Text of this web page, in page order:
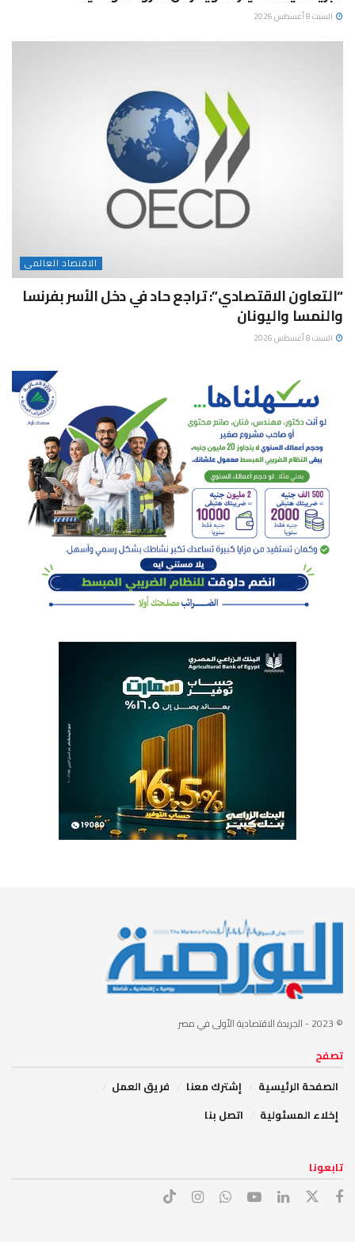
السبت 8 أغسطس 2026
الاقتصاد العالمى
“التعاون الاقتصادي”: تراجع حاد في دخل الأسر بفرنسا
والنمسا واليونان
السبت 8 أغسطس 2026
© 2023 - الجريدة الاقتصادية الأولى في مصر
تصفح
الصفحة الرئيسية
إشترك معنا
فريق العمل
إخلاء المسئولية
اتصل بنا
تابعونا